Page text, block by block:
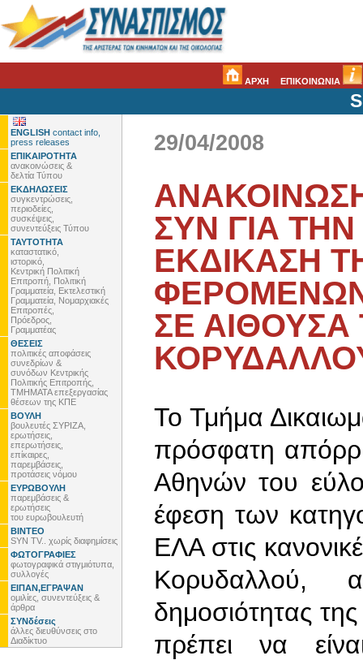
ΑΡΧΗ ΕΠΙΚΟΙΝΩΝΙΑ
ENGLISH contact info,
press releases
ΕΠΙΚΑΙΡΟΤΗΤΑ
ανακοινώσεις &
δελτία Τύπου
ΕΚΔΗΛΩΣΕΙΣ
συγκεντρώσεις,
περιοδείες,
συσκέψεις,
συνεντεύξεις Τύπου
ΤΑΥΤΟΤΗΤΑ
καταστατικό,
ιστορικό,
Κεντρική Πολιτική
Επιτροπή, Πολιτική
Γραμματεία, Εκτελεστική
Γραμματεία, Νομαρχιακές
Επιτροπές,
Πρόεδρος,
Γραμματέας
ΘΕΣΕΙΣ
πολιτικές αποφάσεις
συνεδρίων &
συνόδων Κεντρικής
Πολιτικής Επιτροπής,
ΤΜΗΜΑΤΑ επεξεργασίας
θέσεων της ΚΠΕ
ΒΟΥΛΗ
βουλευτές ΣΥΡΙΖΑ,
ερωτήσεις,
επερωτήσεις,
επίκαιρες,
παρεμβάσεις,
προτάσεις νόμου
ΕΥΡΩΒΟΥΛΗ
παρεμβάσεις &
ερωτήσεις
του ευρωβουλευτή
ΒΙΝΤΕΟ
SYN TV.. χωρίς διαφημίσεις
ΦΩΤΟΓΡΑΦΙΕΣ
φωτογραφικά στιγμιότυπα,
συλλογές
ΕΙΠΑΝ,ΕΓΡΑΨΑΝ
ομιλίες, συνεντεύξεις &
άρθρα
ΣΥΝδέσεις
άλλες διευθύνσεις στο
Διαδίκτυο
29/04/2008
ΣΥΝ ΓΙΑ
ΕΚΔΙΚΑΣΗ
ΣΕ
Το Τμήμα
πρόσφατη
Αθηνών του
έφεση των
ΕΛΑ στις
Κορυδαλλού,
δημοσιότητας
πρέπει να